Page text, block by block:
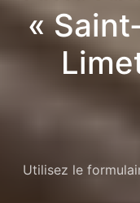
«
Utilisez le